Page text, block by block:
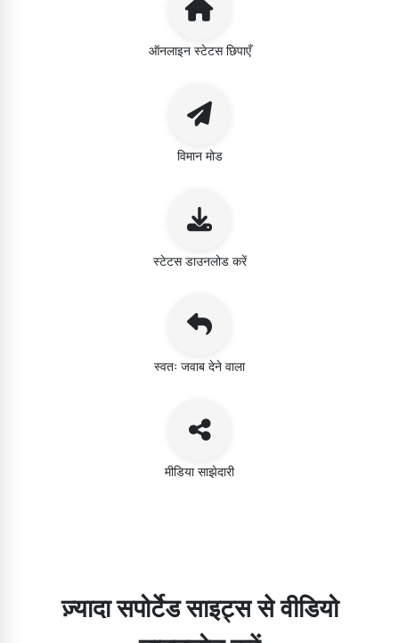
ऑनलाइन स्टेटस छिपाएँ
विमान मोड
स्टेटस डाउनलोड करें
स्वतः जवाब देने वाला
मीडिया साझेदारी
ज़्यादा सपोर्टेड साइट्स से वीडियो